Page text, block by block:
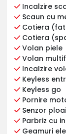
Incalzire
Scaun cu
Cotiera
Cotiera
Volan piele
Volan
Incalzire
Keyless
Keyless go
Pornire
Senzor
Parbriz cu
Geamuri